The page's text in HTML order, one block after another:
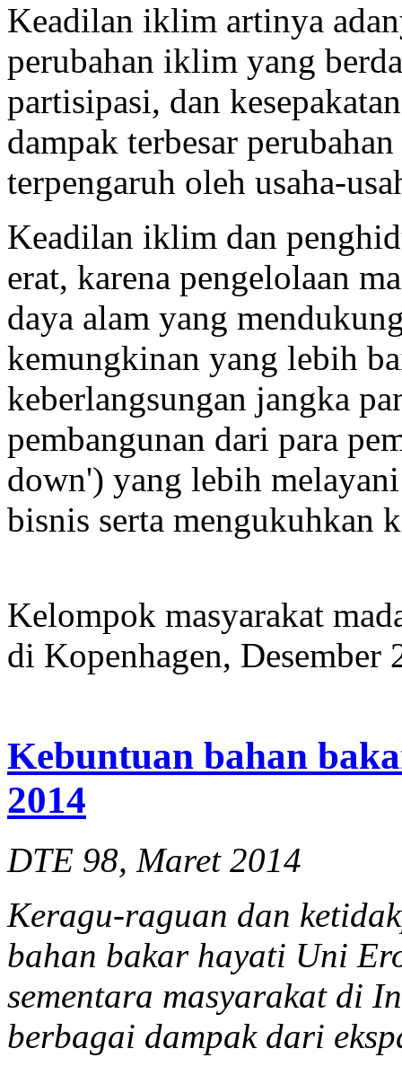
Keadilan iklim artinya
perubahan iklim yang
partisipasi, dan
dampak terbesar
terpengaruh oleh usaha-
Keadilan iklim dan
erat, karena pengelolaan
daya alam yang
kemungkinan yang lebih
keberlangsungan jangka
pembangunan dari para
down') yang lebih
bisnis serta mengukuhkan
Kelompok masyarakat
di Kopenhagen, Desember
Kebuntuan bahan
2014
DTE 98, Maret 2014
Keragu-raguan dan
bahan bakar hayati Uni
sementara masyarakat di
berbagai dampak dari